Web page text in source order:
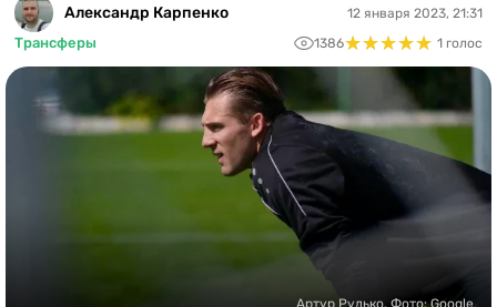
Украина
ЛЧ
ЛЕ
ЧЕ-2028
Александр Карпенко
Трансферы
12 января 2023, 21:31
1386★★★★★
★★★★★ 1 голос
Артур Рудько. Фото: Google